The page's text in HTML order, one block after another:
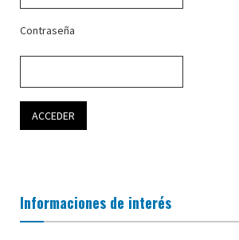
Contraseña
Informaciones de interés